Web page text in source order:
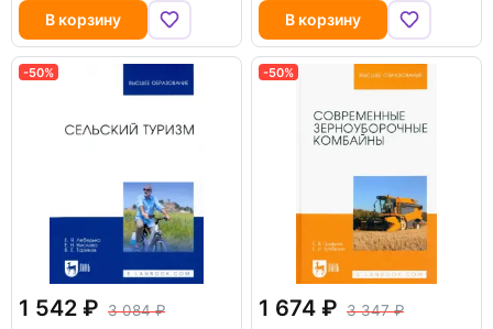
В корзину В корзину
-50%
1 542
3 084
-50%
1 674
3 347